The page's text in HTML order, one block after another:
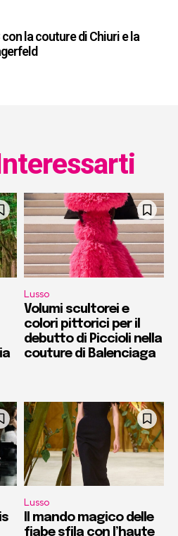
la couture di Chiuri e la
Lusso
Volumi scultorei e
colori pittorici per il
debutto di Piccioli nella
couture di Balenciaga
Lusso
Il mando magico delle
fiabe sfila con l’haute